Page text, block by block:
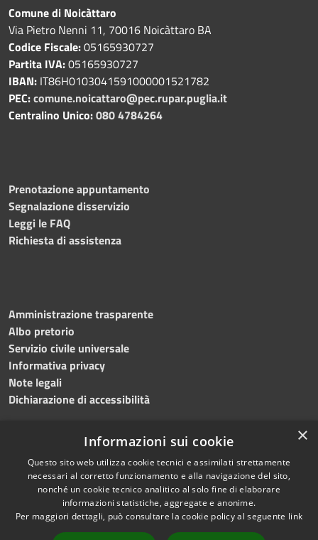
Comune di Noicàttaro
Via Pietro Nenni 11, 70016 Noicàttaro BA
Codice Fiscale:05165930727
Partita IVA:05165930727
IBAN: IT86H0103041591000001521782
PEC:comune.noicattaro@pec.rupar.puglia.it
Centralino Unico:080 4784264
Prenotazione appuntamento
Segnalazione disservizio
Leggi le FAQ
Richiesta di assistenza
Amministrazione trasparente
Albo pretorio
Servizio civile universale
Informativa privacy
Note legali
Dichiarazione di accessibilità
RSS
Accessibilità
Cookie
Mappa del sito
Copyright © 2023 •
Comune di Noicàttaro
Powered byMunicipium
Redazione•Portale
dipendente
×
Informazioni sui cookie
Questo sito web utilizza cookie tecnici e assimilati strettamente
necessari al corretto funzionamento e alla navigazione del sito,
nonché un cookie tecnico analitico al solo fine di elaborare
informazioni statistiche, aggregate e anonime.
Per maggiori dettagli, può consultare la cookie policy al seguente link